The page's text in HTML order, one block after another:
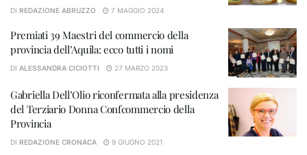
DI REDAZIONE ABRUZZO 7 MAGGIO 2024
Premiati 39 Maestri del commercio della
provincia dell’Aquila: ecco tutti i nomi
DI ALESSANDRA CICIOTTI 27 MARZO 2023
Gabriella Dell’Olio riconfermata alla presidenza
del Terziario Donna Confcommercio della
Provincia
DI REDAZIONE CRONACA 9 GIUGNO 2021